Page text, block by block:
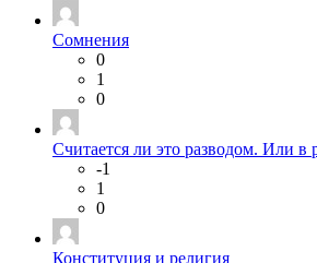
Сомнения
0
1
0
Считается ли это разводом. Или в
-1
1
0
Конституция и религия